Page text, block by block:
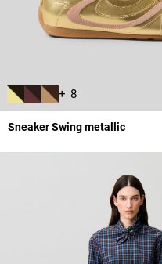
+ 8
Sneaker Swing metallic